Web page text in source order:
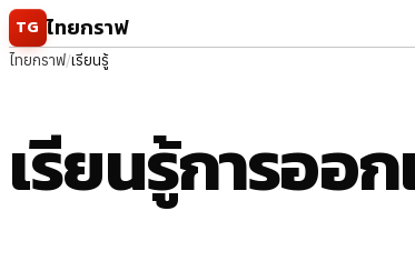
ข้ามไปยังเนื้อหา
TG ไทยกราฟ
ไทยกราฟ/เรียนรู้
เรียนรู้การออ